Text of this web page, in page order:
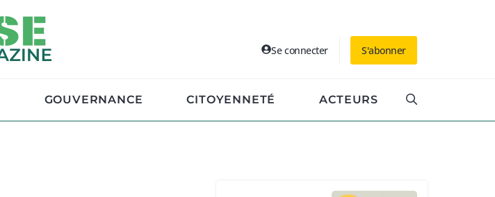
Se connecter S'abonner
GOUVERNANCE CITOYENNETÉ ACTEURS